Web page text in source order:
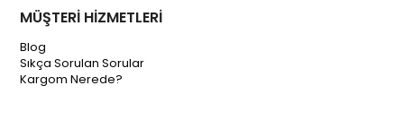
MÜŞTERİ HİZMETLERİ
Blog
Sıkça Sorulan Sorular
Kargom Nerede?